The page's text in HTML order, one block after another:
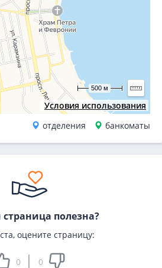
Условия использования
500 м
отделения банкоматы
полезна?
оцените страницу:
0 0